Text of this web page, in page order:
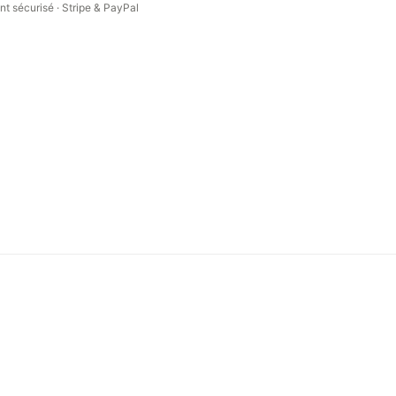
sécurisé · Stripe & PayPal